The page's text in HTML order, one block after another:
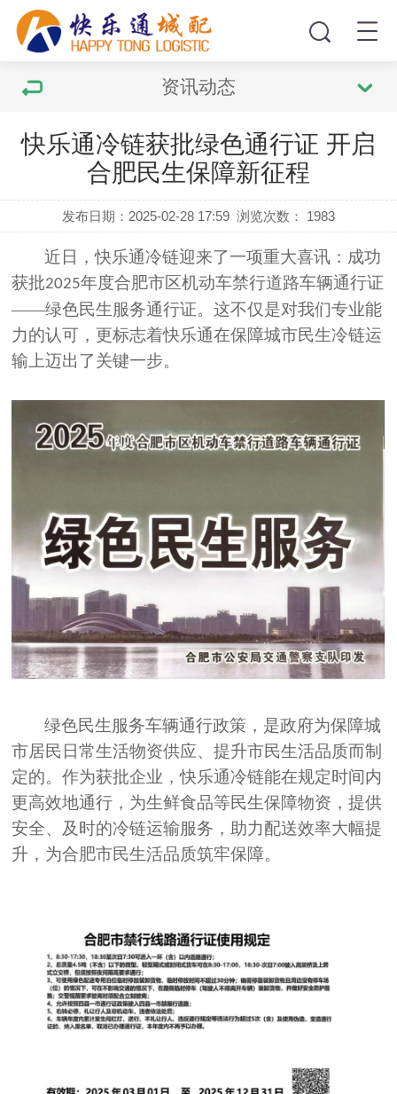
资讯动态
快乐通冷链获批绿色通行证 开启
合肥民生保障新征程
发布日期：2025-02-28 17:59 浏览次数： 1983
近日，快乐通冷链迎来了一项重大喜讯：成功
获批2025年度合肥市区机动车禁行道路车辆通行证
——绿色民生服务通行证。这不仅是对我们专业能
力的认可，更标志着快乐通在保障城市民生冷链运
输上迈出了关键一步。
绿色民生服务车辆通行政策，是政府为保障城
市居民日常生活物资供应、提升市民生活品质而制
定的。作为获批企业，快乐通冷链能在规定时间内
更高效地通行，为生鲜食品等民生保障物资，提供
安全、及时的冷链运输服务，助力配送效率大幅提
升，为合肥市民生活品质筑牢保障。